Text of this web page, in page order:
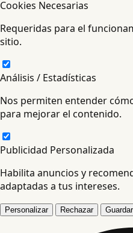
Cookies Necesarias
Requeridas para el
sitio.
Análisis / Estadísticas
Nos permiten entender
para mejorar el contenido.
Publicidad Personalizada
Habilita anuncios y
adaptadas a tus intereses.
Personalizar Rechazar